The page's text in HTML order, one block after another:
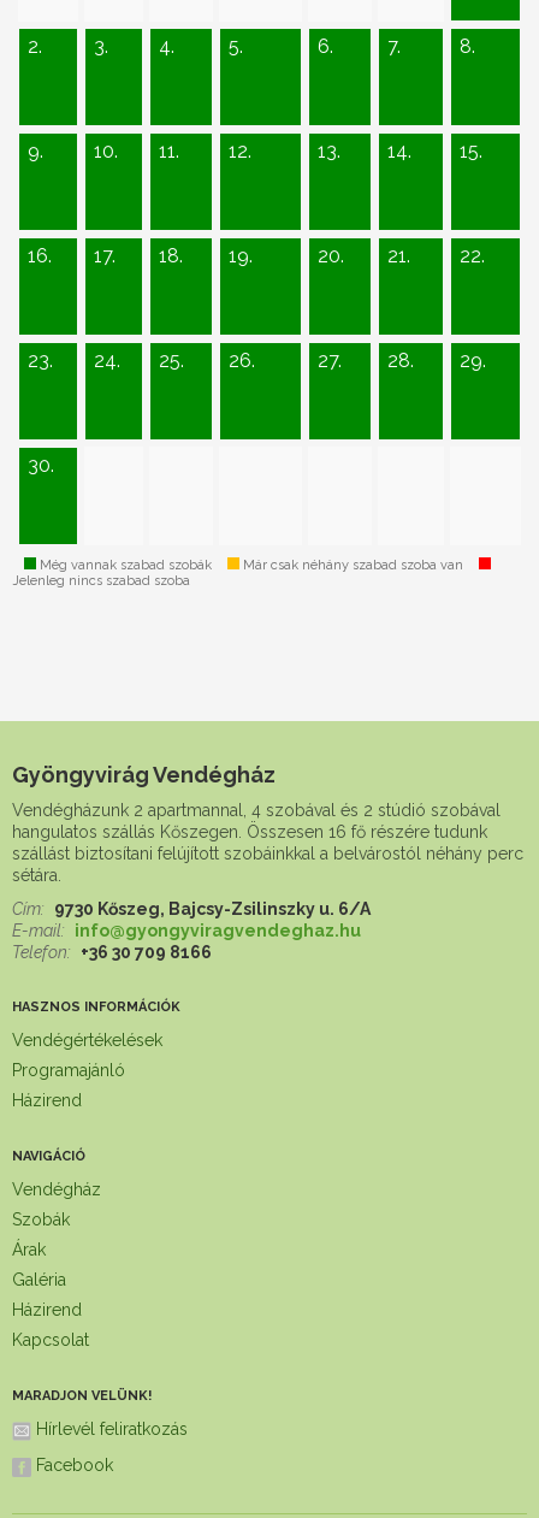
2. 3. 4. 5. 6. 7. 8.
9. 10. 11. 12. 13. 14. 15.
16. 17. 18. 19. 20. 21. 22.
23. 24. 25. 26. 27. 28. 29.
30.
Még vannak szabad szobák
Már csak néhány szabad szoba van
Jelenleg nincs szabad szoba
Gyöngyvirág Vendégház
Vendégházunk 2 apartmannal, 4 szobával és 2 stúdió szobával
hangulatos szállás Kőszegen. Összesen 16 fő részére tudunk
szállást biztosítani felújított szobáinkkal a belvárostól néhány perc
sétára.
Cím:
9730 Kőszeg, Bajcsy-Zsilinszky u. 6/A
E-mail:
info@gyongyviragvendeghaz.hu
Telefon:
+36 30 709 8166
HASZNOS INFORMÁCIÓK
Vendégértékelések
Programajánló
Házirend
NAVIGÁCIÓ
Vendégház
Szobák
Árak
Galéria
Házirend
Kapcsolat
MARADJON VELÜNK!
Hírlevél feliratkozás
Facebook